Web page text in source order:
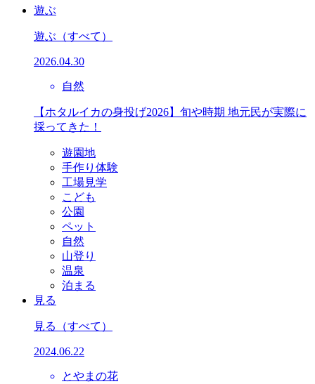
遊ぶ
遊ぶ （すべて）
2026.04.30
自然
【ホタルイカの身投げ2026】旬や時期 地元民が実際に
採ってきた！
遊園地
手作り体験
工場見学
こども
公園
ペット
自然
山登り
温泉
泊まる
見る
見る （すべて）
2024.06.22
とやまの花